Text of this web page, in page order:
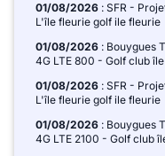
01/08/2026 : SFR -
L'île fleurie golf ile fleurie
01/08/2026 : Bouygues
4G LTE 800 - Golf club
01/08/2026 : SFR -
L'île fleurie golf ile fleurie
01/08/2026 : Bouygues
4G LTE 2100 - Golf club